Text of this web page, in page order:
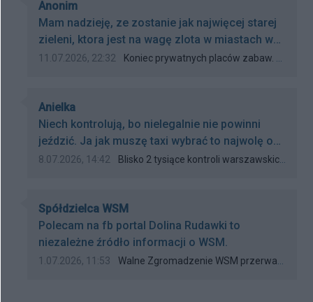
tylko w kadencji 2018–2023. Więcej rzetelności
dziennikarskiej.
Autor komentarza:
Anonim
Treść komentarza:
Mam nadzieję, ze zostanie jak najwięcej starej
zieleni, ktora jest na wagę zlota w miastach w
Polsce. Za duzo tych antracytowej,
latach, w niektórych miejscowościach
urzednicy tego nie rozumieją, wydając zle
świadectwo...
Data dodania komentarza:
11.07.2026, 22:32 Źródło komentarza:
Koniec prywatnych placów zabaw. Zielona przestrzeń przy Krasińskiego dla wszystkich mieszkańców
Autor komentarza:
Anielka
Treść komentarza:
Niech kontrolują, bo nielegalnie nie powinni
jeździć. Ja jak muszę taxi wybrać to najwolę opti
taxi. Przynajmniej wiem że to bezpieczna i
Data dodania komentarza:
8.07.2026, 14:42 Źródło komentarza:
Blisko 2 tysiące kontroli warszawskich taksówek!
Autor komentarza:
Spółdzielca WSM
Treść komentarza:
Polecam na fb portal Dolina Rudawki to
niezależne źródło informacji o WSM.
Data dodania komentarza:
1.07.2026, 11:53 Źródło komentarza:
Walne Zgromadzenie WSM przerwane. Audyt ujawnił pierwsze poważne nieprawidłowości